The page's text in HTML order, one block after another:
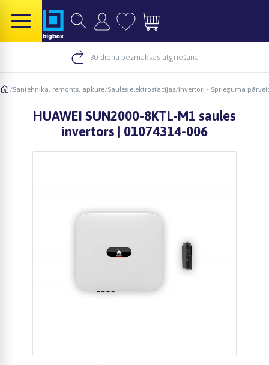
30 dienu bezmaksas atgriešana
/Santehnika, remonts, apkure/Saules elektrostacijas/Invertori - Sprieguma
HUAWEI SUN2000-8KTL-M1 saules
invertors | 01074314-006